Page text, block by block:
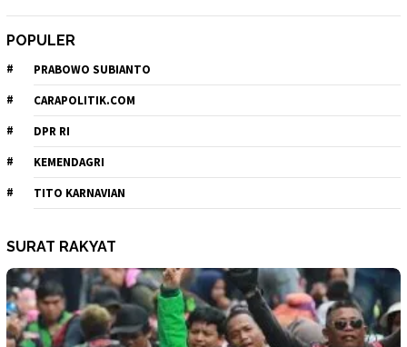
POPULER
PRABOWO SUBIANTO
CARAPOLITIK.COM
DPR RI
KEMENDAGRI
TITO KARNAVIAN
SURAT RAKYAT